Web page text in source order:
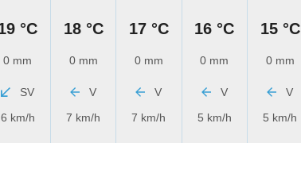
°C
0 mm
SV
6 km/h
18 °C
0 mm
V
7 km/h
17 °C
0 mm
V
7 km/h
16 °C
0 mm
V
5 km/h
15 °C
0 mm
V
5 km/h